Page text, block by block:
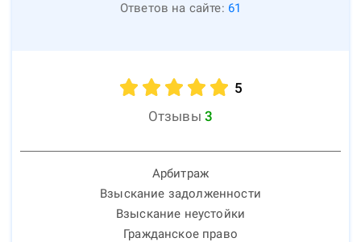
Ответов на сайте: 61
5
Отзывы 3
Арбитраж
Взыскание задолженности
Взыскание неустойки
Гражданское право